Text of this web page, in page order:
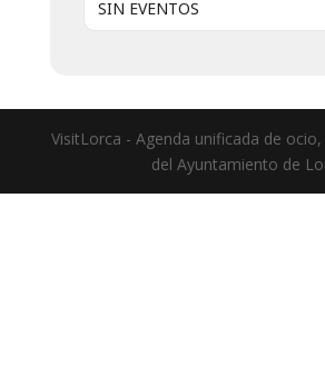
SIN EVENTOS
VisitLorca - Agenda unificada de
del Ayuntamiento de